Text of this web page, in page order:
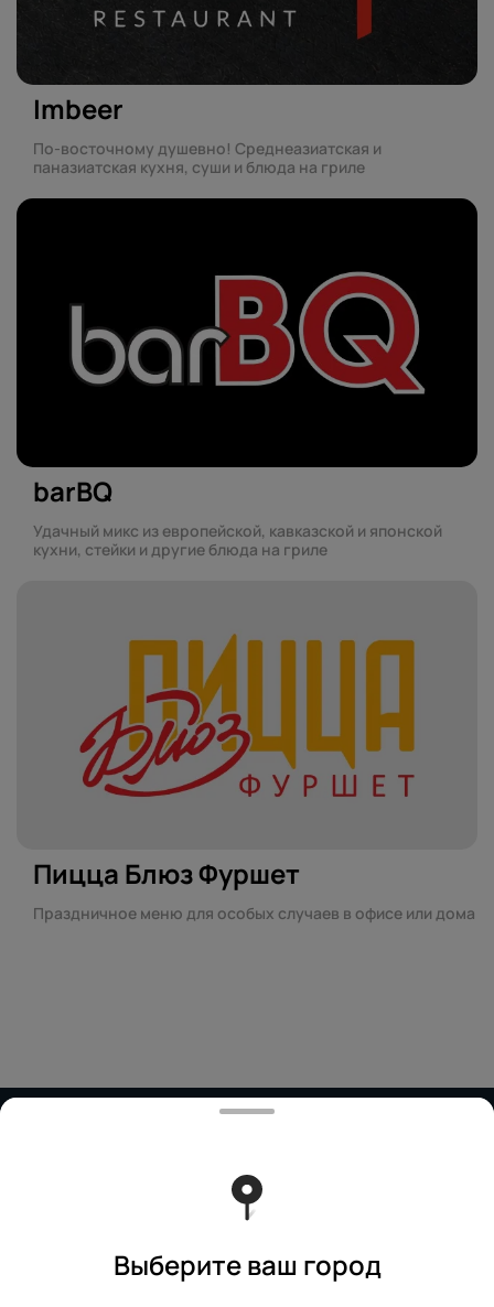
Imbeer
По-восточному душевно! Среднеазиатская и
паназиатская кухня, суши и блюда на гриле
barBQ
Удачный микс из европейской, кавказской и японской
кухни, стейки и другие блюда на гриле
Пицца Блюз Фуршет
Праздничное меню для особых случаев в офисе или дома
Политика конфиденциальности
Выберите ваш город